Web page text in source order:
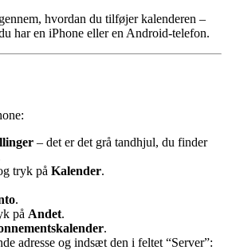
hvordan du tilføjer kalenderen –
har en iPhone eller en Android-telefon.
– det er det grå tandhjul, du finder
tryk på Kalender.
.
på Andet.
.
adresse og indsæt den i feltet “Server”: